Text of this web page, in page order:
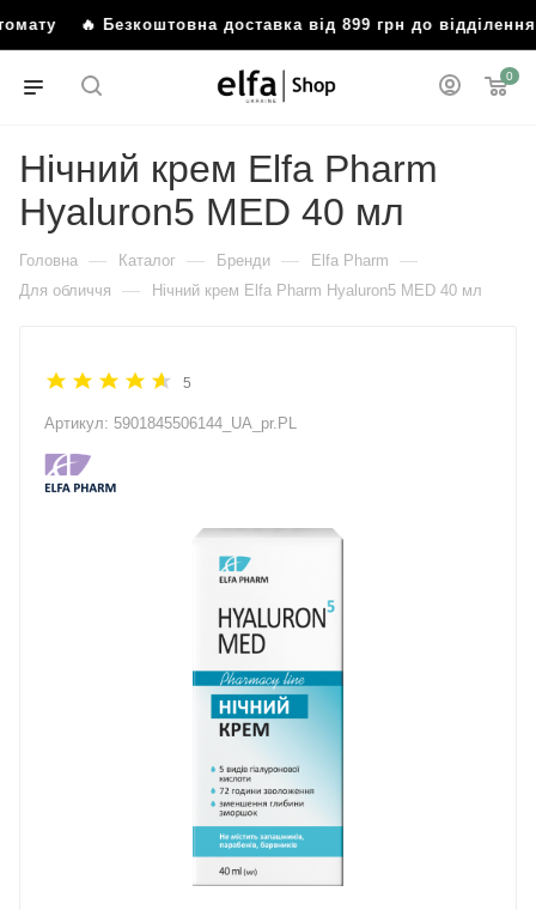
🔥 Безкоштовна доставка від 899 грн до
0
Нічний крем Elfa Pharm
Hyaluron5 MED 40 мл
Головна — Каталог — Бренди — Elfa Pharm —
Для обличчя — Нічний крем Elfa Pharm Hyaluron5 MED 40 мл
5
Артикул: 5901845506144_UA_pr.PL